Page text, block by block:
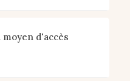
d'accès